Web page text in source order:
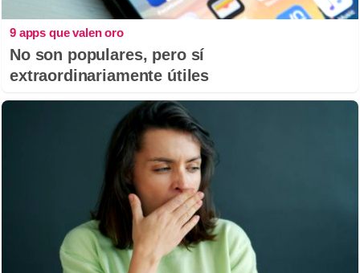
9 apps que valen oro
No son populares, pero sí
extraordinariamente útiles